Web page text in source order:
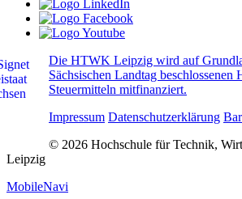
Die HTWK Leipzig wird auf
Sächsischen Landtag beschlossenen
Steuermitteln mitfinanziert.
Impressum Datenschutzerklärung
© 2026 Hochschule für Technik,
Leipzig
MobileNavi